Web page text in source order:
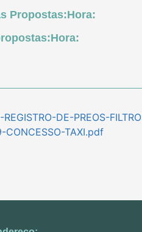
Propostas:Hora:
Hora:
DE-PREOS-
CONCESSO-TAXI.pdf